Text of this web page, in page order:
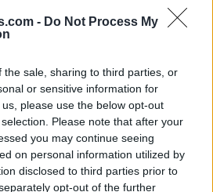
- Do Not Process My
the sale, sharing to third parties, or
or sensitive information for
please use the below opt-out
Please note that after your
you may continue seeing
on personal information utilized by
disclosed to third parties prior to
opt-out of the further